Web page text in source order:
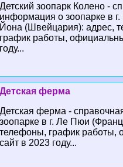
Детский зоопарк Колено -
информация о зоопарке в
Йона (Швейцария): адрес,
график работы,
году...
Детская ферма
Детская ферма -
зоопарке в г. Ле Пюи
телефоны, график работы,
сайт в 2023 году...